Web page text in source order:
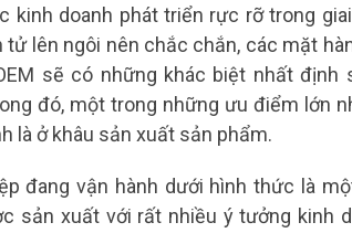
kinh doanh phát triển rực rỡ trong
lên ngôi nên chắc chắn, các mặt
sẽ có những khác biệt nhất định
đó, một trong những ưu điểm lớn
là ở khâu sản xuất sản phẩm.
đang vận hành dưới hình thức là
sản xuất với rất nhiều ý tưởng kinh